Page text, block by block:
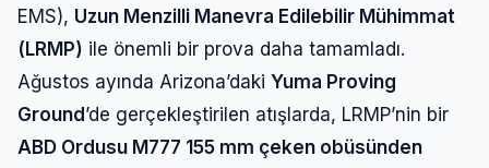
EMS), Uzun Menzilli Manevra Edilebilir Mühimmat
(LRMP) ile önemli bir prova daha tamamladı.
Ağustos ayında Arizona’daki Yuma Proving
Ground’de gerçekleştirilen atışlarda, LRMP’nin bir
ABD Ordusu M777 155 mm çeken obüsünden